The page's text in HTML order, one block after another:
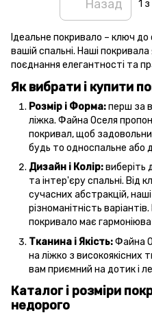
Назад 1 з
Ідеальне покривало – ключ
вашій спальні. Наші
поєднання елегантності та
Як вибрати і купити
Розмір і Форма:перш за
ліжка. Файна Оселя
покривал, щоб
будь то односпальне або
Дизайн і Колір:виберіть
та інтер'єру спальні. Від
сучасних абстракцій,
різноманітність
покривало має
Тканина і Якість:Файна
на ліжко з високоякісних
вам приємний на дотик і
Каталог і розміри
недорого